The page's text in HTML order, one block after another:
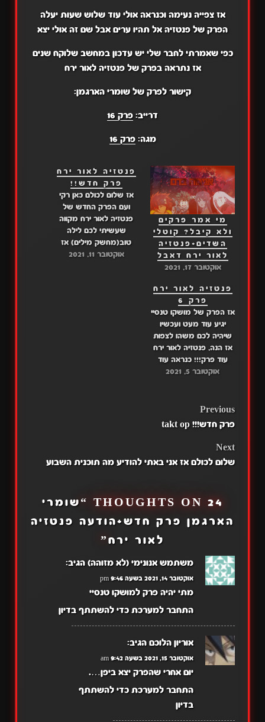
אז צפייה נעימה וכנראה אולי עוד שלוש שעות יעלה
הפרק של פנטזיה אל תהיו ערים אבל שם זה אולי יצא
כפי שאמרתי לחבר שלי יש עדכון במחשב שלוקח שנים
אז נתראה בפרק של פנטזיה לאור ירח
קישור לפרק של שומרי הארגמן:
דרייב:פרק 16
מגה:פרק 16
מי אמר פרקים
ולא קיבל? קוטלי
השדים+פנטזיה
לאור ירח דאבל
אוקטובר 17, 2021
פנטזיה לאור ירח
פרק חדש!!
אז שלום לכולם כאן רקי
ועם הפרק החדש של
פנטזיה לאור ירח מקווה
שעשיתי לכם לילה
טוב(מחשק מילים) אז
צפייה נעימה אני מותש
אוקטובר 11, 2021
פנטזיה לאור ירח
פרק 6
אז הפרק של מושקו טנסיי
יגיע עוד מעט ועכשיו
שיהיה לכם משהו לצפות
אז הנה, פנטזיה לאור ירח
עוד פרק!!! כנראה עוד
פרק ביום חמישי אז
אוקטובר 5, 2021
POST
Previous
פרק חדש!!! takt op
Next
שלום לכולם אז אני באתי להודיע מה תוכנית השבוע
24 THOUGHTS ON “
שומרי
הארגמן פרק חדש+הודעה פנטזיה
לאור ירח ”
משתמש אנונימי (לא מזוהה) הגיב:
אוקטובר 14, 2021 בשעה 9:46 pm
מתי יהיה פרק למושקו טנסיי
התחבר למערכת כדי להשתתף בדיון
אוריון הלוכם הגיב:
אוקטובר 15, 2021 בשעה 9:42 am
יום אחרי שהפרק יצא ביפן….
התחבר למערכת כדי להשתתף
בדיון